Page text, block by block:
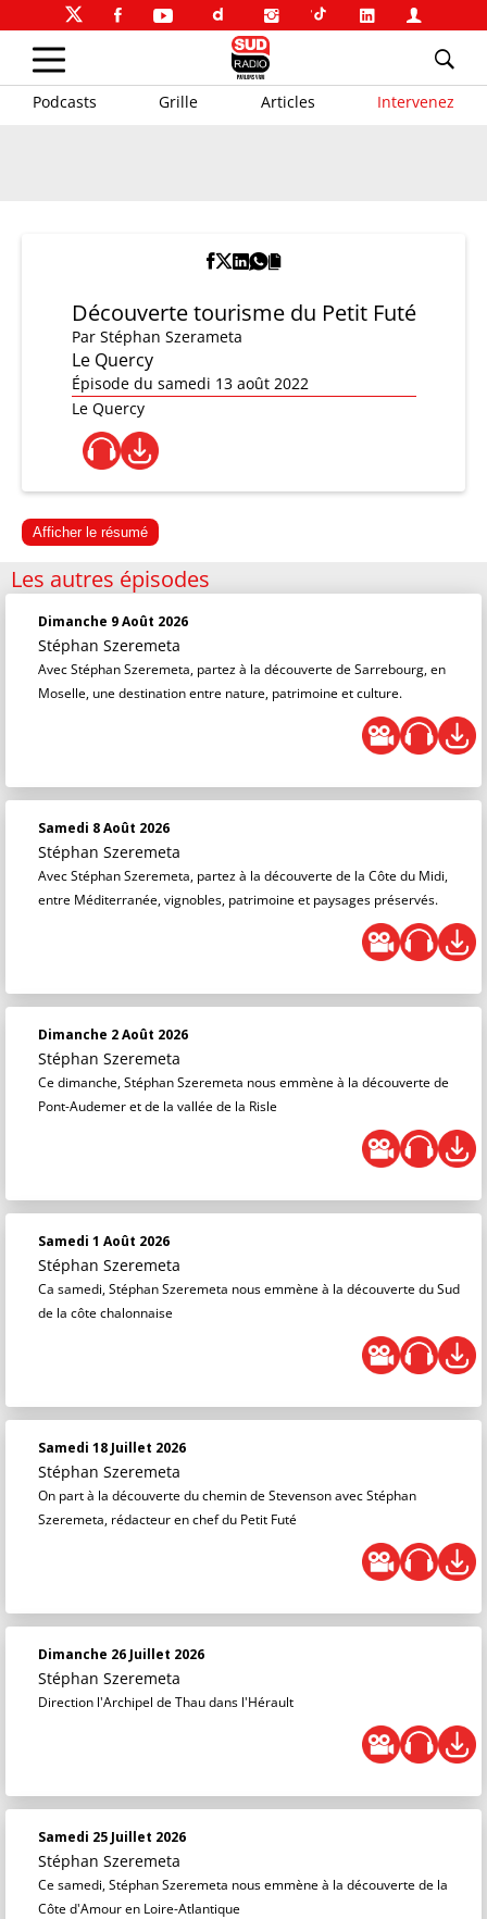
Podcasts Grille Articles Intervenez
Découverte tourisme du Petit Futé
Par Stéphan Szerameta
Le Quercy
Épisode du samedi 13 août 2022
Le Quercy
Afficher le résumé
Les autres épisodes
Dimanche 9 Août 2026
Stéphan Szeremeta
Avec Stéphan Szeremeta, partez à la découverte de Sarrebourg, en
Moselle, une destination entre nature, patrimoine et culture.
Samedi 8 Août 2026
Stéphan Szeremeta
Avec Stéphan Szeremeta, partez à la découverte de la Côte du Midi,
entre Méditerranée, vignobles, patrimoine et paysages préservés.
Dimanche 2 Août 2026
Stéphan Szeremeta
Ce dimanche, Stéphan Szeremeta nous emmène à la découverte de
Pont-Audemer et de la vallée de la Risle
Samedi 1 Août 2026
Stéphan Szeremeta
Ca samedi, Stéphan Szeremeta nous emmène à la découverte du Sud
de la côte chalonnaise
Samedi 18 Juillet 2026
Stéphan Szeremeta
On part à la découverte du chemin de Stevenson avec Stéphan
Szeremeta, rédacteur en chef du Petit Futé
Dimanche 26 Juillet 2026
Stéphan Szeremeta
Direction l'Archipel de Thau dans l'Hérault
Samedi 25 Juillet 2026
Stéphan Szeremeta
Ce samedi, Stéphan Szeremeta nous emmène à la découverte de la
Côte d'Amour en Loire-Atlantique